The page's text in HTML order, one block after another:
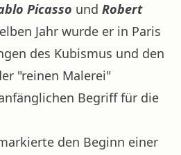
Picasso und Robert
Jahr wurde er in Paris
des Kubismus und den
"reinen Malerei"
Begriff für die
den Beginn einer